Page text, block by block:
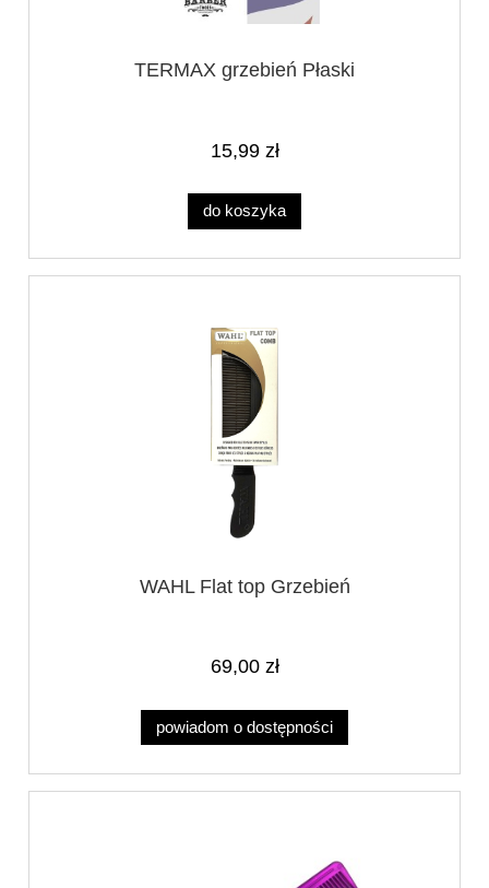
TERMAX grzebień Płaski
15,99 zł
do koszyka
WAHL Flat top Grzebień
69,00 zł
powiadom o dostępności